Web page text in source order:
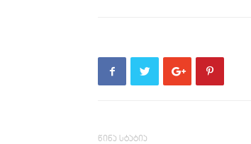
წინა სტატია